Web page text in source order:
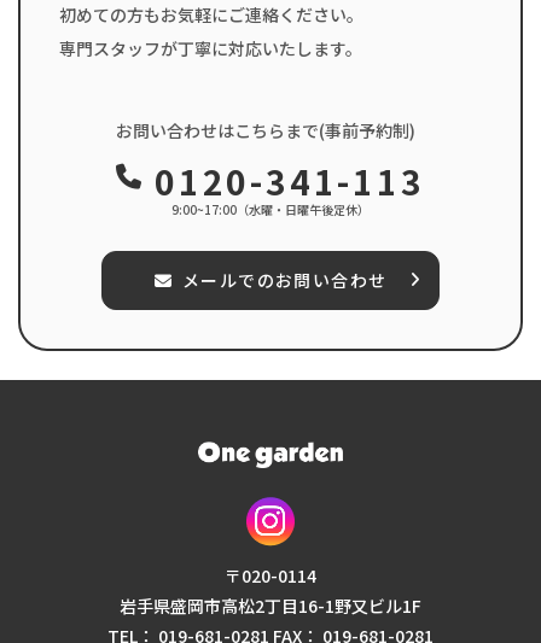
初めての方もお気軽にご連絡ください。
専門スタッフが丁寧に対応いたします。
お問い合わせはこちらまで(事前予約制)
0120-341-113
9:00~17:00（水曜・日曜午後定休）
メールでのお問い合わせ
〒020-0114
岩⼿県盛岡市⾼松2丁⽬16-1野⼜ビル1F
TEL： 019-681-0281 FAX： 019-681-0281